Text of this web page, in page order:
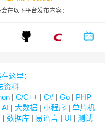
在以下平台发布内容：
这里：
资料
| C/C++ | C#| Go | PHP
AI | 大数据 | 小程序 | 单片机
| 数据库 | 易语言 | UI | 测试